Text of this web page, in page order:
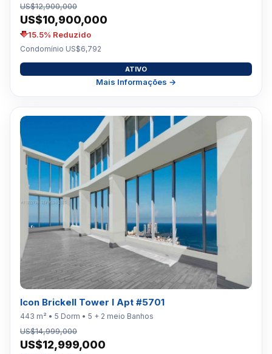
US$12,900,000
US$10,900,000
15.5% Reduzido
Condomínio US$6,792
ATIVO
Mais Informações →
Icon Brickell Tower I Apt #5701
443 m² • 5 Dorm • 5 + 2 meio Banhos
US$14,999,000
US$12,999,000